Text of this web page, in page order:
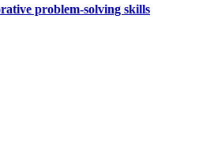
problem-solving skills